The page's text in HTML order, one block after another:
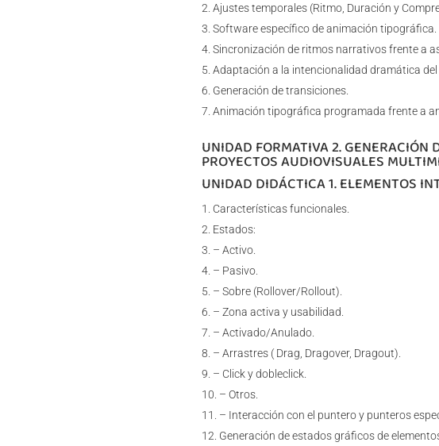
Ajustes temporales (Ritmo, Duración y
Software específico de animación tipográfica.
Sincronización de ritmos narrativos frente a
Adaptación a la intencionalidad dramática del
Generación de transiciones.
Animación tipográfica programada frente a
UNIDAD FORMATIVA 2. GENERACIÓN
PROYECTOS AUDIOVISUALES
UNIDAD DIDÁCTICA 1. ELEMENTOS
Características funcionales.
Estados:
– Activo.
– Pasivo.
– Sobre (Rollover/Rollout).
– Zona activa y usabilidad.
– Activado/Anulado.
– Arrastres ( Drag, Dragover, Dragout).
– Click y dobleclick.
– Otros.
– Interacción con el puntero y punteros
Generación de estados gráficos de